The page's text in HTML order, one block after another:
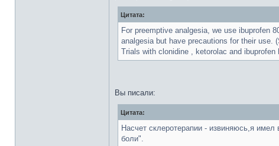
Цитата:
For preemptive analgesia, we use ibuprofen
analgesia but have precautions for their use.
Trials with clonidine , ketorolac and
Вы писали:
Цитата:
Насчет склеротерапии - извиняюсь,я
боли".